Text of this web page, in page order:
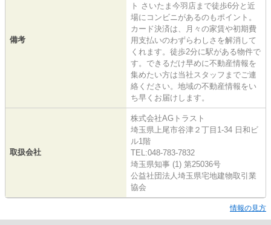
備考
ト さいたま今羽店まで徒歩6分と近
場にコンビニがあるのもポイント。
カード決済は、月々の家賃や初期費
用支払いのわずらわしさを解消して
くれます。徒歩2分に駅がある物件で
す。できるだけ早めに不動産情報を
集めたい方は当社スタッフまでご連
絡ください。地域の不動産情報をい
ち早くお届けします。
取扱会社
株式会社AGトラスト
埼玉県上尾市谷津２丁目1-34 日和ビ
ル1階
TEL:048-783-7832
埼玉県知事 (1) 第25036号
公益社団法人埼玉県宅地建物取引業
協会
情報の見方